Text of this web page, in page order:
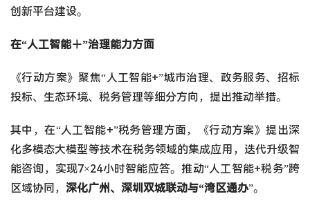
创新平台建设。
在“人工智能＋”治理能力方面
《行动方案》聚焦“人工智能+”城市治理、政务服务、招标
投标、生态环境、税务管理等细分方向，提出推动举措。
其中，在“人工智能+”税务管理方面，《行动方案》提出深
化多模态大模型等技术在税务领域的集成应用，迭代升级智
能咨询，实现7×24小时智能应答。推动“人工智能+税务”跨
区域协同， 深化广州、深圳双城联动与“湾区通办”。